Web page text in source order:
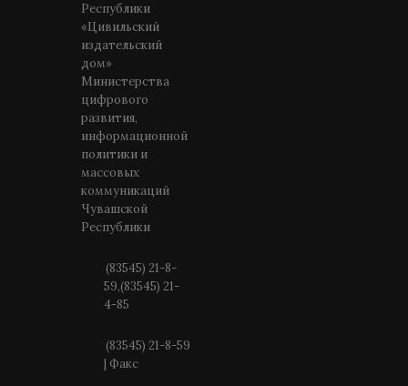
Республики
«Цивильский
издательский
дом»
Министерства
цифрового
развития,
информационной
политики и
массовых
коммуникаций
Чувашской
Республики
(83545) 21-8-
59,(83545) 21-
4-85
(83545) 21-8-59
| Факс